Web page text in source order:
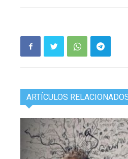
ARTÍCULOS